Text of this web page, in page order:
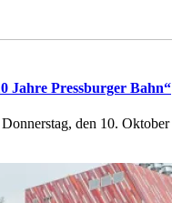
Jahre Pressburger Bahn“
den 10.